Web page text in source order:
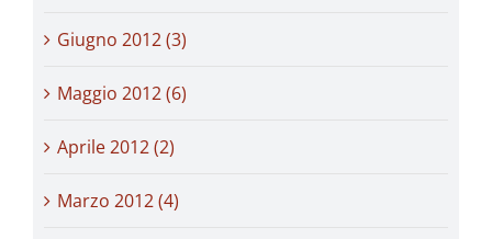
Giugno 2012 (3)
Maggio 2012 (6)
Aprile 2012 (2)
Marzo 2012 (4)